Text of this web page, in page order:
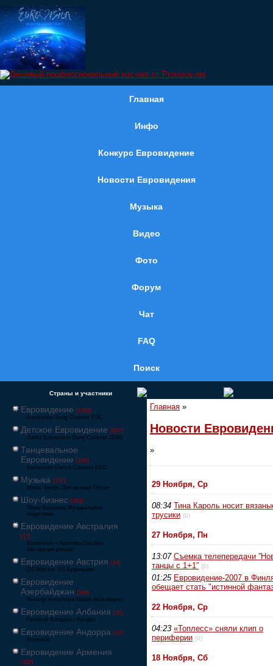
Главная
Инфо
Конкурс Евровидение
Новости Евровидения
Музыка
Видео
Фото
Форум
Чат
FAQ
Поиск
Страны и участники
Евровидение [1858]
Eurovision Song Contest ESC
Детское Евровидение [878]
Junior Eurovision Song Contest JESC
Танцевальное
Евровидение [106]
Eurovision Dance Contest EDC
Музыка [257]
Music Songs Поп-музыка Песни
Шоу-бизнес [564]
Show Business Музыкальная
индустрия
Евровидение Австралия
[17]
Eurovision – Australia Decides
Австралия решает
Евровидение Австрия [24]
Ö3-Wecker Ö3 Будильник
Евровидение
Азербайджан [549]
Avrovijn Avroviziya Mahnı Müsabiqəsi
Евровидение Албания [32]
Festivali Evropian i Këngës
Евровидение Андорра [15]
Eurovisió
Евровидение Армения
[228]
Главная »
Новости
»
29 Ноября, Ср
08:34 Тина Кароль носит
трусики (0)
27 Ноября, Пн
13:07 Съемка телепередачи
танцы с 1+1” (0)
01:25 Евровидение-2007 в
обещает стать "истинной
22 Ноября, Ср
04:23 «Топлесс» сняли клип о
периферии (0)
18 Ноября, Сб